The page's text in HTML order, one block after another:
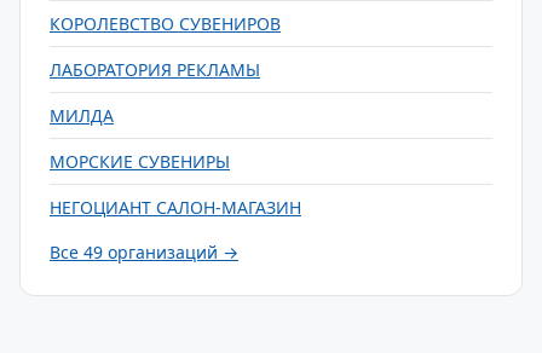
КОРОЛЕВСТВО СУВЕНИРОВ
ЛАБОРАТОРИЯ РЕКЛАМЫ
МИЛДА
МОРСКИЕ СУВЕНИРЫ
НЕГОЦИАНТ САЛОН-МАГАЗИН
Все 49 организаций →